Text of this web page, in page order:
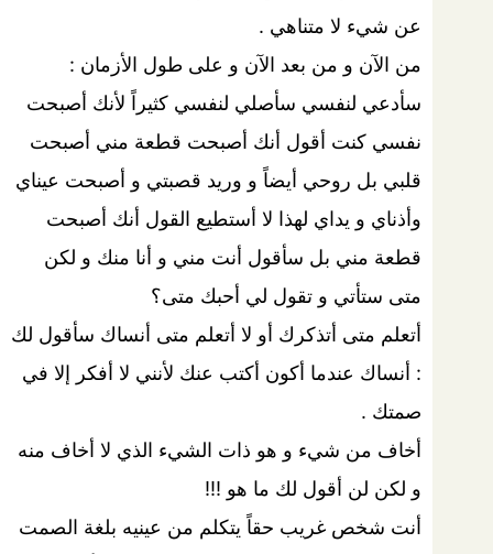
عن شيء لا متناهي .
من الآن و من بعد الآن و على طول الأزمان :
سأدعي لنفسي سأصلي لنفسي كثيراً لأنك أصبحت
نفسي كنت أقول أنك أصبحت قطعة مني أصبحت
قلبي بل روحي أيضاً و وريد قصبتي و أصبحت عيناي
وأذناي و يداي لهذا لا أستطيع القول أنك أصبحت
قطعة مني بل سأقول أنت مني و أنا منك و لكن
متى ستأتي و تقول لي أحبك متى؟
أتعلم متى أتذكرك أو لا أتعلم متى أنساك سأقول لك
: أنساك عندما أكون أكتب عنك لأنني لا أفكر إلا في
صمتك .
أخاف من شيء و هو ذات الشيء الذي لا أخاف منه
و لكن لن أقول لك ما هو !!!
أنت شخص غريب حقاً يتكلم من عينيه بلغة الصمت